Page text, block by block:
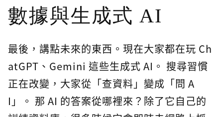
數據與生成式 AI
最後，講點未來的東西。現在大家都在玩 Ch
atGPT、Gemini 這些生成式 AI。 搜尋習慣
正在改變，大家從「查資料」變成「問 A
I」。 那 AI 的答案從哪裡來？除了它自己的